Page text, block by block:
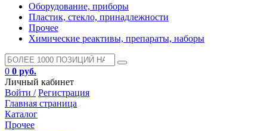
Оборудование, приборы
Пластик, стекло, принадлежности
Прочее
Химические реактивы, препараты, наборы
0 0 руб.
Личный кабинет
Войти / Регистрация
Главная страница
Каталог
Прочее